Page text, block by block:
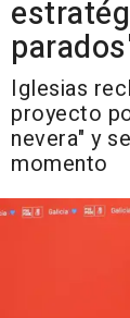
Iglesias
proyecto
nevera" y
momento